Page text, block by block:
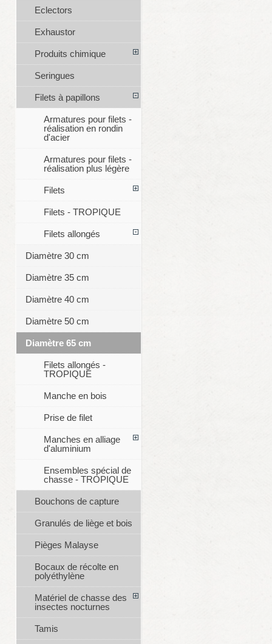
Eclectors
Exhaustor
Produits chimique
Seringues
Filets à papillons
Armatures pour filets -
réalisation en rondin
d'acier
Armatures pour filets -
réalisation plus légère
Filets
Filets - TROPIQUE
Filets allongés
Diamètre 30 cm
Diamètre 35 cm
Diamètre 40 cm
Diamètre 50 cm
Diamètre 65 cm
Filets allongés -
TROPIQUE
Manche en bois
Prise de filet
Manches en alliage
d'aluminium
Ensembles spécial de
chasse - TROPIQUE
Bouchons de capture
Granulés de liège et bois
Pièges Malayse
Bocaux de récolte en
polyéthylène
Matériel de chasse des
insectes nocturnes
Tamis